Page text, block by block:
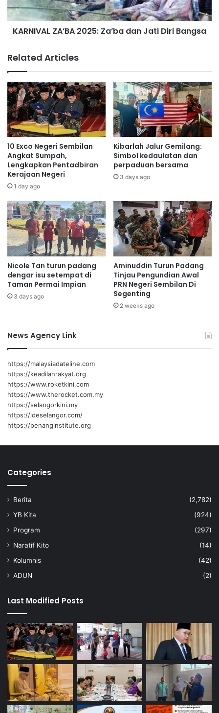
Labu Faez
n
s
y
e
n
'
:
S
h
a
h
r
i
l
i
m
a
n
h
a
r
u
m
k
a
m
U
S
I
M
d
a
l
u
a
o
a
h
a
g
L
Z
A
2
0
2
5
:
Z
a
’
b
a
d
a
J
a
t
i
D
i
r
i
B
a
a
KARNIVAL ZA’BA 2025: Za’ba dan Jati Diri Bangsa
Related Articles
10 Exco Negeri Sembilan
Angkat Sumpah,
Lengkapkan Pentadbiran
Kerajaan Negeri
1 day ago
Kibarlah Jalur Gemilang:
Simbol kedaulatan dan
perpaduan bersama
3 days ago
Nicole Tan turun padang
dengar isu setempat di
Taman Permai Impian
3 days ago
Aminuddin Turun Padang
Tinjau Pengundian Awal
PRN Negeri Sembilan Di
Segenting
2 weeks ago
News Agency Link
https://malaysiadateline.com
https://keadilanrakyat.org
https://www.roketkini.com
https://www.therocket.com.my
https://selangorkini.my
https://ideselangor.com/
https://penanginstitute.org
Categories
Berita
(2,782)
YB Kita
(924)
Program
(297)
Naratif Kito
(14)
Kolumnis
(42)
ADUN
(2)
Last Modified Posts